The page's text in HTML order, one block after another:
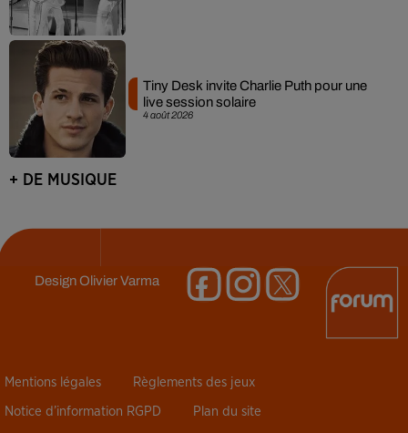
4 août 2026
Tiny Desk invite Charlie Puth pour une
live session solaire
+ DE MUSIQUE
DesignOlivier Varma
Mentions légales Règlements des jeux
Notice d’information RGPD Plan du site